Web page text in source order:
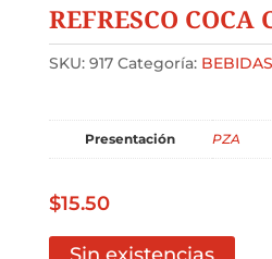
REFRESCO COCA
SKU: 917 Categoría: BEBIDAS
Presentación PZA
$15.50